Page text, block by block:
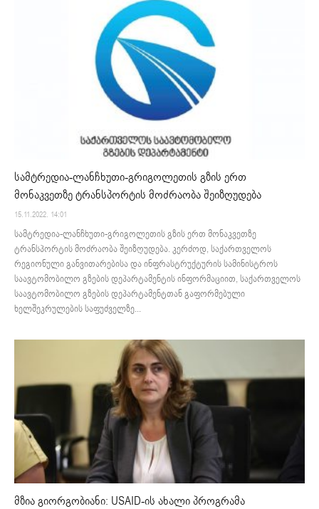
სამტრედია-ლანჩხუთი-გრიგოლეთის გზის ერთ
მონაკვეთზე ტრანსპორტის მოძრაობა შეიზღუდება
15.11.2022. 14:01
სამტრედია-ლანჩხუთი-გრიგოლეთის გზის ერთ მონაკვეთზე
ტრანსპორტის მოძრაობა შეიზღუდება. კერძოდ, საქართველოს
რეგიონული განვითარებისა და ინფრასტრუქტურის სამინისტროს
საავტომობილო გზების დეპარტამენტის ინფორმაციით, საქართველოს
საავტომობილო გზების დეპარტამენტთან გაფორმებული
ხელშეკრულების საფუძველზე...
მზია გიორგობიანი: USAID-ის ახალი პროგრამა